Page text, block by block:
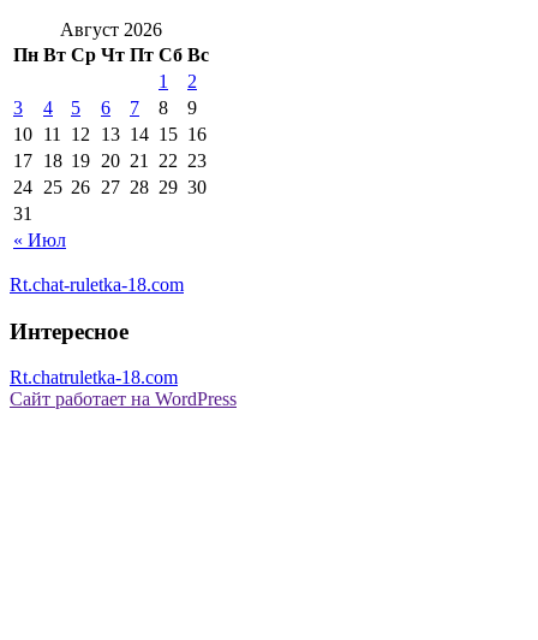
Август 2026
Пн Вт Ср Чт Пт Сб Вс
« Июл
1
2
3
4 5 6 7 8
9
10 11 12 13 14 15 16
17 18 19 20 21 22 23
24 25 26 27 28 29 30
31
Rt.chat-ruletka-18.com
Интересное
Rt.chatruletka-18.com
Сайт работает на WordPress